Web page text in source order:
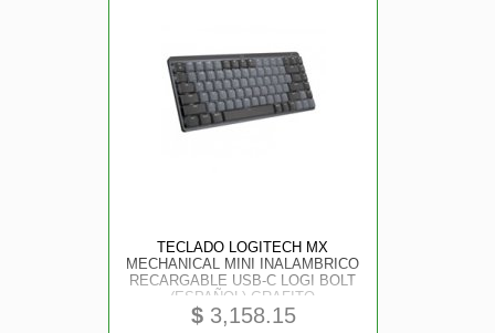
TECLADO LOGITECH MX
MECHANICAL MINI INALAMBRICO
RECARGABLE USB-C LOGI BOLT
(ESPAÑOL) GRAFITO
$3,158.15